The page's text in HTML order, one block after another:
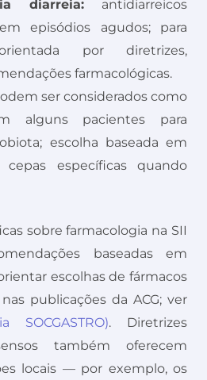
diarreia: antidiarreicos
episódios agudos; para
por diretrizes,
farmacológicas.
ser considerados como
alguns pacientes para
escolha baseada em
específicas quando
sobre farmacologia na SII
baseadas em
escolhas de fármacos
publicações da ACG; ver
. Diretrizes
também oferecem
locais — por exemplo, os